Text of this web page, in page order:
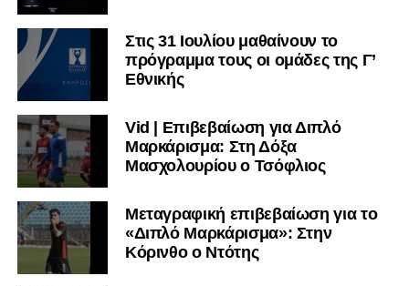
Στις 31 Ιουλίου μαθαίνουν το
πρόγραμμα τους οι ομάδες της Γ’
Εθνικής
Vid | Επιβεβαίωση για Διπλό
Μαρκάρισμα: Στη Δόξα
Μασχολουρίου ο Τσόφλιος
Μεταγραφική επιβεβαίωση για το
«Διπλό Μαρκάρισμα»: Στην
Κόρινθο ο Ντότης